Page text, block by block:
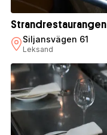
Strandrestaurangen
Siljansvägen 61
Leksand